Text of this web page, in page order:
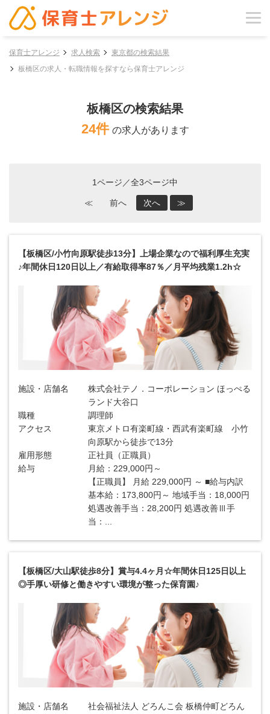
保育士アレンジ 求人検索
東京都の検索結果
板橋区の求人・転職情報を探すなら保育士アレンジ
板橋区の検索結果
24件 の求人があります
1ページ／全3ページ中
≪ 前へ 次へ ≫
【板橋区/小竹向原駅徒歩13分】上場企業なので福利厚生充実
♪年間休日120日以上／有給取得率87％／月平均残業1.2h☆
施設・店舗名
株式会社テノ．コーポレーション ほっぺる
ランド大谷口
職種
調理師
アクセス
東京メトロ有楽町線・西武有楽町線 小竹
向原駅から徒歩で13分
雇用形態
正社員（正職員）
給与
月給：229,000円～
【正職員】 月給 229,000円 ～ ■給与内訳
基本給：173,800円～ 地域手当：18,000円
処遇改善手当：28,200円 処遇改善Ⅲ手
当：...
【板橋区/大山駅徒歩8分】賞与4.4ヶ月☆年間休日125日以上
◎手厚い研修と働きやすい環境が整った保育園♪
施設・店舗名
社会福祉法人 どろんこ会 板橋仲町どろん